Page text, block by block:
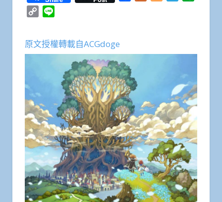
Copy
原文授權轉載自ACGdoge